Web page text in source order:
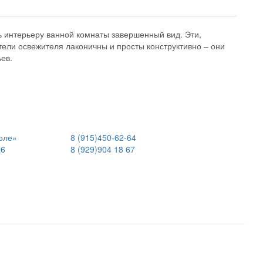
ванной комнаты завершенный вид. Эти,
освежителя лаконичны и просты конструктивно – они
8 (915)450-62-64
8 (929)904 18 67